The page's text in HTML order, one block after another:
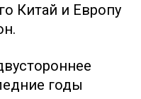
Китай и Европу
годы